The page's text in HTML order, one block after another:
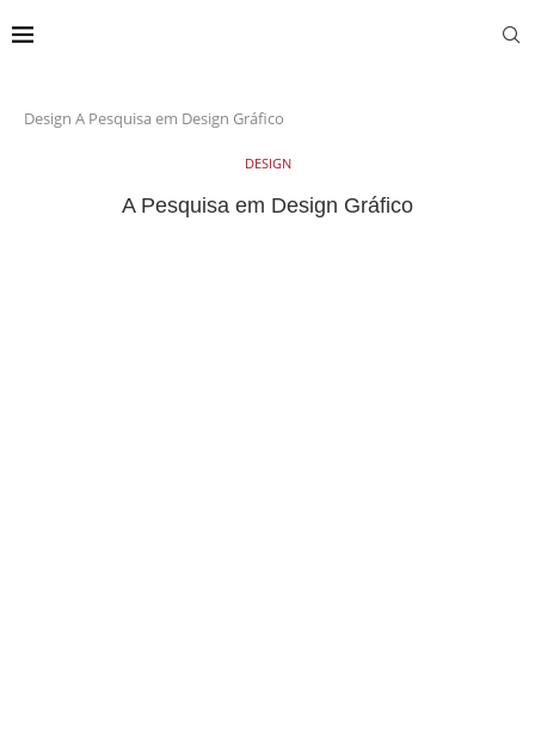
Design A Pesquisa em Design Gráfico
DESIGN
A Pesquisa em Design Gráfico